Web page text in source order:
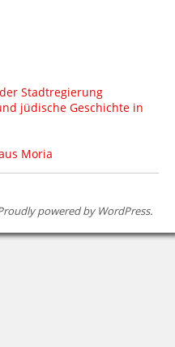
Stadtregierung
jüdische Geschichte in
Moria
powered by WordPress.